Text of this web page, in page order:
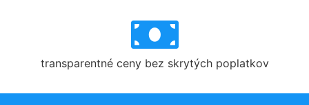
transparentné ceny bez skrytých poplatkov